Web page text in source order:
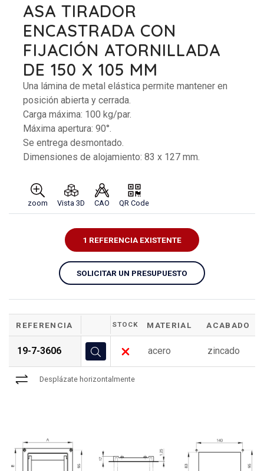
ASA TIRADOR
ENCASTRADA CON
FIJACIÓN ATORNILLADA
DE 150 X 105 MM
Una lámina de metal elástica permite mantener en
posición abierta y cerrada.
Carga máxima: 100 kg/par.
Máxima apertura: 90°.
Se entrega desmontado.
Dimensiones de alojamiento: 83 x 127 mm.
zoom Vista 3D CAO QR Code
1 REFERENCIA EXISTENTE
SOLICITAR UN PRESUPUESTO
REFERENCIA STOCK MATERIAL ACABADO
19-7-3606 acero zincado
Desplázate horizontalmente